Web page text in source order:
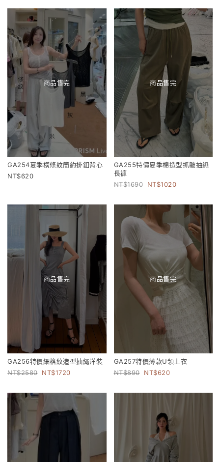
商品售完
GA254夏季橫條紋簡約排釦背心
620
商品售完
GA255特價夏季棉造型抓皺抽繩
長褲
1690
1020
商品售完
GA256特價細格紋造型抽繩洋裝
2580
1720
商品售完
GA257特價薄款U領上衣
890
620